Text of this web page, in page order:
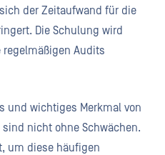
der Zeitaufwand für die
Die Schulung wird
Audits
und wichtiges Merkmal von
nicht ohne Schwächen.
um diese häufigen